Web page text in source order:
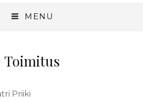
MENU
Toimitus
Priiki